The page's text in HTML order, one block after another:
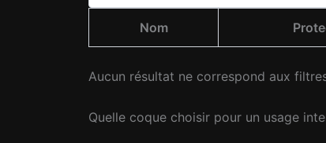
Nom
Aucun résultat ne correspond aux
Quelle coque choisir pour un usage